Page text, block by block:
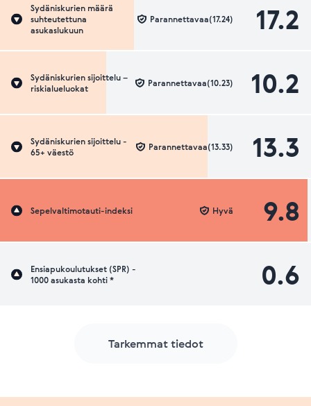
Sydäniskurien määrä
suhteutettuna
asukaslukuun
17.2
Parannettavaa(17.24)
Sydäniskurien sijoittelu –
riskialueluokat
10.2
Parannettavaa(10.23)
Sydäniskurien sijoittelu -
65+ väestö
13.3
Parannettavaa(13.33)
Sepelvaltimotauti-indeksi 9.8
Hyvä
Ensiapukoulutukset (SPR) -
1000 asukasta kohti *
0.6
Tarkemmat tiedot